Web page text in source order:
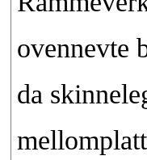
ovennevte
da